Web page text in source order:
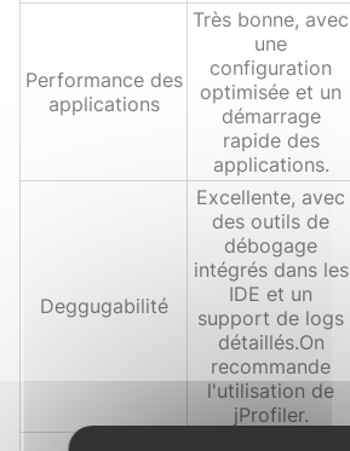
Performance des
applications
Très bonne, avec
une
configuration
optimisée et un
démarrage
rapide des
applications.
Deggugabilité
Excellente, avec
des outils de
débogage
intégrés dans les
IDE et un
support de logs
détaillés.On
recommande
l'utilisation de
jProfiler.